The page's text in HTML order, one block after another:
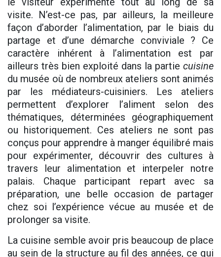
visite. N’est-ce pas, par ailleurs, la meilleure
façon d’aborder l’alimentation, par le biais du
partage et d’une démarche conviviale ? Ce
caractère inhérent à l’alimentation est par
ailleurs très bien exploité dans la partie cuisine
du musée où de nombreux ateliers sont animés
par les médiateurs-cuisiniers. Les ateliers
permettent d’explorer l’aliment selon des
thématiques, déterminées géographiquement
ou historiquement. Ces ateliers ne sont pas
conçus pour apprendre à manger équilibré mais
pour expérimenter, découvrir des cultures à
travers leur alimentation et interpeler notre
palais. Chaque participant repart avec sa
préparation, une belle occasion de partager
chez soi l’expérience vécue au musée et de
prolonger sa visite.
La cuisine semble avoir pris beaucoup de place
au sein de la structure au fil des années, ce qui